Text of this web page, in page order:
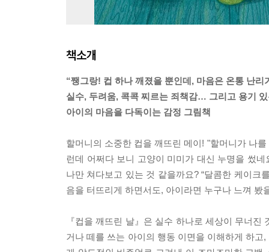
책소개
“쨍그랑! 컵 하나 깨졌을 뿐인데, 마음은 온통 난리
실수, 두려움, 콕콕 찌르는 죄책감… 그리고 용기
아이의 마음을 다독이는 감정 그림책
할머니의 소중한 컵을 깨뜨린 메이! "할머니가 나
런데 어쩌다 보니 고양이 미미가 대신 누명을 썼
나만 쳐다보고 있는 것 같을까요? “달콤한 케이크
음을 터뜨리게 하면서도, 아이라면 누구나 느껴 봤
『컵을 깨뜨린 날』은 실수 하나로 세상이 무너
거나 떼를 쓰는 아이의 행동 이면을 이해하게 하고